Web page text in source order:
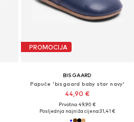
PROMOCIJA
BISGAARD
Papuče 'bisgaard baby star navy'
44,90 €
Prvotno: 49,90 €
Posljednja najniža cijena:31,41 €